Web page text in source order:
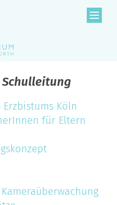
Köln
für Eltern